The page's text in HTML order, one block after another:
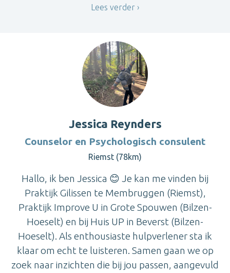
Lees verder
Jessica Reynders
Counselor en Psychologisch consulent
Riemst (78km)
Hallo, ik ben Jessica 😊 Je kan me vinden bij
Praktijk Gilissen te Membruggen (Riemst),
Praktijk Improve U in Grote Spouwen (Bilzen-
Hoeselt) en bij Huis UP in Beverst (Bilzen-
Hoeselt). Als enthousiaste hulpverlener sta ik
klaar om echt te luisteren. Samen gaan we op
zoek naar inzichten die bij jou passen, aangevuld